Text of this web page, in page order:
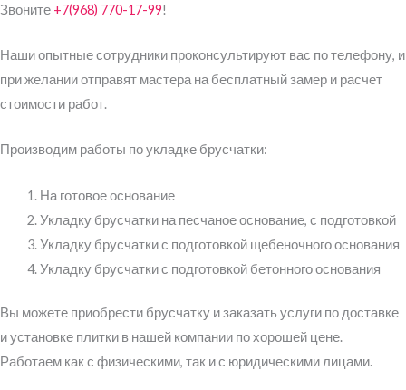
Звоните +7(968) 770-17-99!
Наши опытные сотрудники проконсультируют вас по телефону, и
при желании отправят мастера на бесплатный замер и расчет
стоимости работ.
Производим работы по укладке брусчатки:
На готовое основание
Укладку брусчатки на песчаное основание, с подготовкой
Укладку брусчатки с подготовкой щебеночного основания
Укладку брусчатки с подготовкой бетонного основания
Вы можете приобрести брусчатку и заказать услуги по доставке
и установке плитки в нашей компании по хорошей цене.
Работаем как с физическими, так и с юридическими лицами.